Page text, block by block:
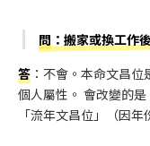
問 ：搬家或換工作
答 ：不會。本命文昌
個人屬性。 會改變的
「流年文昌位」（因年